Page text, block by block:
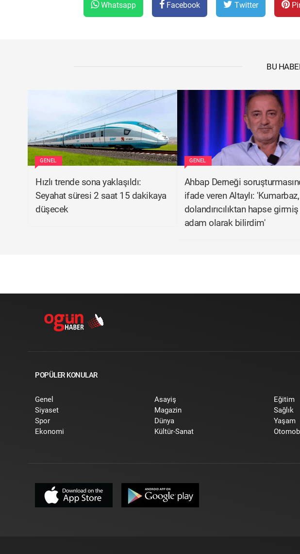
Whatsapp Facebook Twitter
BU
GENEL
Hızlı trende sona yaklaşıldı:
Seyahat süresi 2 saat 15 dakikaya
düşecek
GENEL
Ahbap Derneği
ifade veren Altaylı: 'Kumarbaz,
dolandırıcılıktan hapse
adam olarak bilirdim'
POPÜLER KONULAR
Genel
Siyaset
Spor
Ekonomi
Asayiş
Magazin
Dünya
Kültür-Sanat
Eğitim
Sağlık
Yaşam